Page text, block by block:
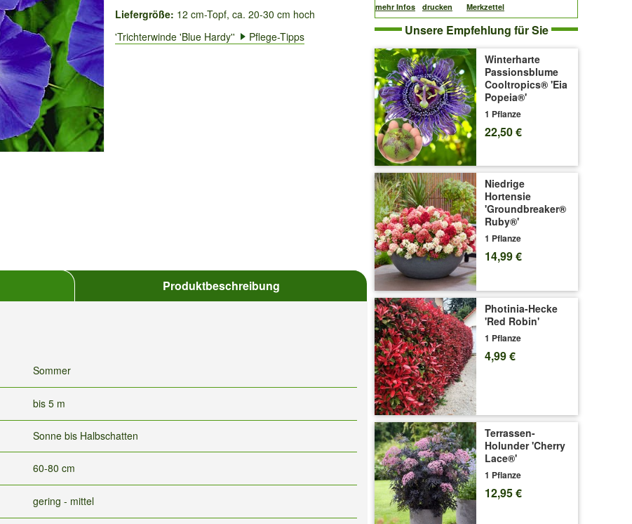
Liefergröße: 12 cm-Topf, ca. 20-30 cm hoch
'Trichterwinde 'Blue Hardy''
Pflege-Tipps
Produktbeschreibung
Sommer
bis 5 m
Sonne bis Halbschatten
60-80 cm
gering - mittel
mehr Infos drucken Merkzettel
Unsere Empfehlung für Sie
Winterharte
Passionsblume
Cooltropics® 'Eia
Popeia®'
1 Pflanze
22,50 €
Niedrige
Hortensie
'Groundbreaker®
Ruby®'
1 Pflanze
14,99 €
Photinia-Hecke
'Red Robin'
1 Pflanze
4,99 €
Terrassen-
Holunder 'Cherry
Lace®'
1 Pflanze
12,95 €